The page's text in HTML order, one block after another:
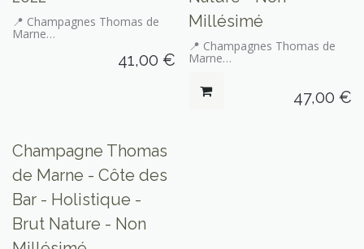
📍 Champagnes Thomas de
Marne
41,00 €
Millésimé
📍 Champagnes Thomas de
Marne
47,00 €
Champagne Thomas
de Marne - Côte des
Bar - Holistique -
Brut Nature - Non